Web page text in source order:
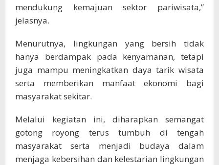
mendukung kemajuan sektor pariwisata,”
jelasnya.
Menurutnya, lingkungan yang bersih tidak
hanya berdampak pada kenyamanan, tetapi
juga mampu meningkatkan daya tarik wisata
serta memberikan manfaat ekonomi bagi
masyarakat sekitar.
Melalui kegiatan ini, diharapkan semangat
gotong royong terus tumbuh di tengah
masyarakat serta menjadi budaya dalam
menjaga kebersihan dan kelestarian lingkungan